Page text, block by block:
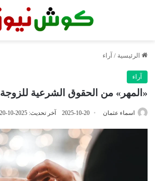
الرئيسية / آراء
آراء
«المهر» من الحقوق الشرعية للزوجة
اسماء عثمان 2025-10-20 آخر تحديث: 2025-10-20